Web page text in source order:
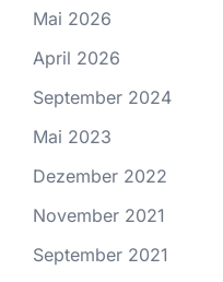
Mai 2026
April 2026
September 2024
Mai 2023
Dezember 2022
November 2021
September 2021